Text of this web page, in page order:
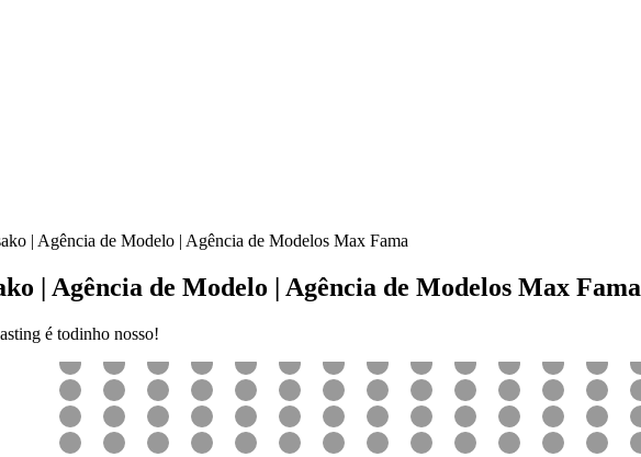
| Agência de Modelo | Agência de Modelos Max Fama
| Agência de Modelo | Agência de Modelos Max Fama
é todinho nosso!